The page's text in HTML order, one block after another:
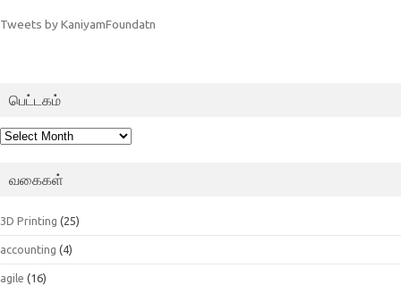
Tweets by KaniyamFoundatn
பெட்டகம்
பெட்டகம்
வகைகள்
3D Printing (25)
accounting (4)
agile (16)